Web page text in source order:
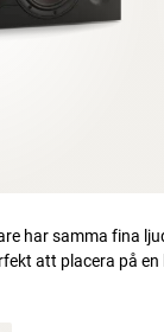
har samma fina
att placera på en